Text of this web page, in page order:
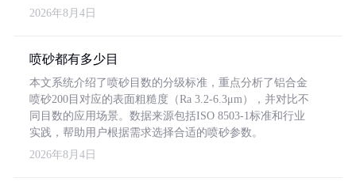
2026年8月4日
喷砂都有多少目
本文系统介绍了喷砂目数的分级标准，重点分析了铝合金
喷砂200目对应的表面粗糙度（Ra 3.2-6.3μm），并对比不
同目数的应用场景。数据来源包括ISO 8503-1标准和行业
实践，帮助用户根据需求选择合适的喷砂参数。
2026年8月4日